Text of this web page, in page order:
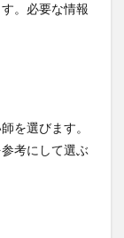
。必要な情報
を選びます。
考にして選ぶ